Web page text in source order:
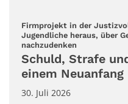
Firmprojekt in der
Jugendliche heraus, über
nachzudenken
Schuld, Strafe
einem Neuanfang
30. Juli 2026